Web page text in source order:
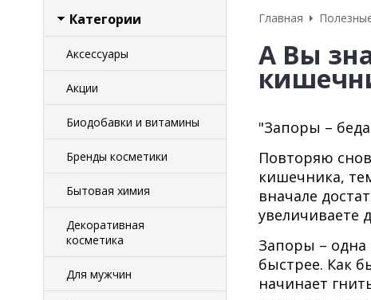
Категории
Аксессуары
Акции
Биодобавки и витамины
Бренды косметики
Бытовая химия
Декоративная
косметика
Для мужчин
Главная
А Вы
"Запоры –
Повторяю
кишечника,
вначале
увеличиваете
Запоры – одна
быстрее. Как
начинает